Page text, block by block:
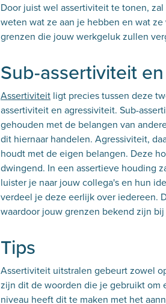
Door juist wel assertiviteit te tonen,
weten wat ze aan je hebben en wat
grenzen die jouw werkgeluk zullen
Sub-assertiviteit
Assertiviteit ligt precies tussen deze
assertiviteit en agressiviteit. Sub-
gehouden met de belangen van
dit hiernaar handelen. Agressiviteit,
houdt met de eigen belangen. Deze
dwingend. In een assertieve houding
luister je naar jouw collega's en hun
verdeel je deze eerlijk over iedereen.
waardoor jouw grenzen bekend zijn
Tips
Assertiviteit uitstralen gebeurt zowel
zijn dit de woorden die je gebruikt om
niveau heeft dit te maken met het